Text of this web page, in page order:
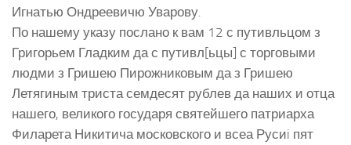
Игнатью Ондреевичю Уварову.
По нашему указу послано к вам 12 с путивльцом з
Григорьем Гладким да с путивл[ьцы] с торговыми
людми з Гришею Пирожниковым да з Гришею
Летягиным триста семдесят рублев да наших и отца
нашего, великого государя святейшего патриарха
Филарета Никитича московского и всеа Русиi пят